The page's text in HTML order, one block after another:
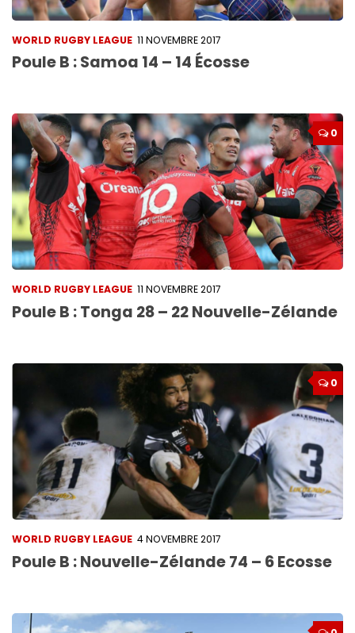
WORLD RUGBY LEAGUE 11 NOVEMBRE 2017
Poule B : Samoa 14 – 14 Écosse
0
WORLD RUGBY LEAGUE 11 NOVEMBRE 2017
Poule B : Tonga 28 – 22 Nouvelle-Zélande
0
WORLD RUGBY LEAGUE 4 NOVEMBRE 2017
Poule B : Nouvelle-Zélande 74 – 6 Ecosse